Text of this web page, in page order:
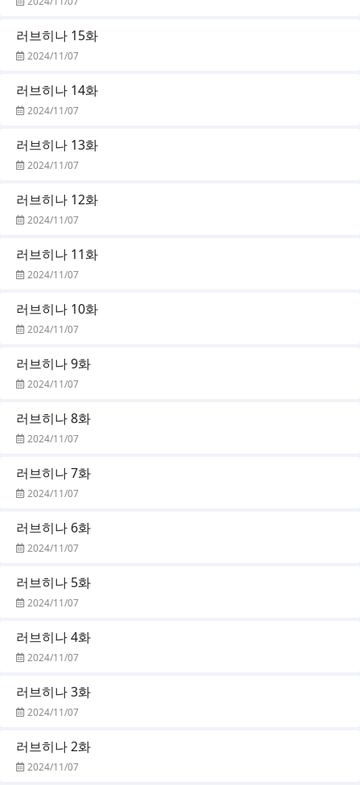
러브히나 15화
2024/11/07
러브히나 14화
2024/11/07
러브히나 13화
2024/11/07
러브히나 12화
2024/11/07
러브히나 11화
2024/11/07
러브히나 10화
2024/11/07
러브히나 9화
2024/11/07
러브히나 8화
2024/11/07
러브히나 7화
2024/11/07
러브히나 6화
2024/11/07
러브히나 5화
2024/11/07
러브히나 4화
2024/11/07
러브히나 3화
2024/11/07
러브히나 2화
2024/11/07